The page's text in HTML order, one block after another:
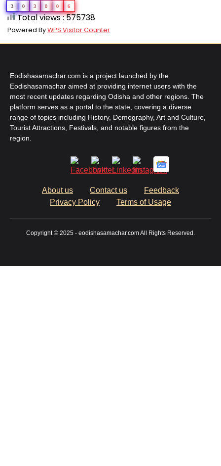
3 0 3 0 0 6
Total views : 575738
Powered ByWPS Visitor Counter
Eodishasamachar.com is a project launched by the
Eodishasamachar aimed at providing internet users with the
most recent updates regarding Odisha and other regions. The
platform serves as a portal to the state, covering a diverse
range of topics including History, Demography, Art and Culture,
Tourist Attractions, Festivals, and notable figures from the
region.
About us Contact us
Feedback
Privacy Policy
Terms of Usage
Copyright © 2025 - eodishasamachar.com All Rights Reserved.